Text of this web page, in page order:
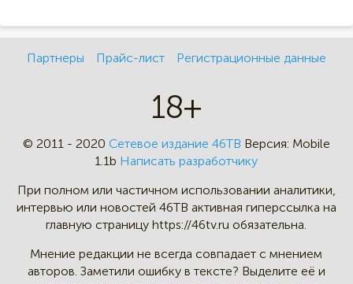
Партнеры Прайс-лист Регистрационные данные
18+
© 2011 - 2020 Сетевое издание 46ТВ Версия: Mobile
1.1b Написать разработчику
При полном или частичном использовании аналитики,
интервью или новостей 46TB активная гиперссылка на
главную страницу https://46tv.ru обязательна.
Мнение редакции не всегда совпадает с мнением
авторов. Заметили ошибку в тексте? Выделите её и